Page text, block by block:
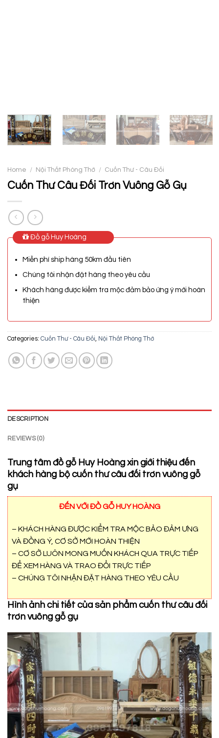
Home / Nội Thất Phòng Thờ / Cuốn Thư - Câu Đối
Cuốn Thư Câu Đối Trơn Vuông Gỗ Gụ
Đồ gỗ Huy Hoàng
Miễn phí ship hàng 50km đầu tiên
Chúng tôi nhận đặt hàng theo yêu cầu
Khách hàng được kiểm tra mộc đảm bảo ứng ý mới hoàn
thiện
Categories: Cuốn Thư - Câu Đối Nội Thất Phòng Thờ
DESCRIPTION
REVIEWS (0)
Trung tâm đồ gỗ Huy Hoàng xin giới thiệu đến
khách hàng bộ cuốn thư câu đối trơn vuông gỗ
gụ
ĐẾN VỚI ĐỒ GỖ HUY HOÀNG
– KHÁCH HÀNG ĐƯỢC KIỂM TRA MỘC BẢO ĐẢM ƯNG
VÀ ĐỒNG Ý, CƠ SỞ MỚI HOÀN THIỆN
– CƠ SỞ LUÔN MONG MUỐN KHÁCH QUA TRỰC TIẾP
ĐỂ XEM HÀNG VÀ TRAO ĐỔI TRỰC TIẾP
– CHÚNG TÔI NHẬN ĐẶT HÀNG THEO YÊU CẦU
Hình ảnh chi tiết của sản phẩm cuốn thư câu đối
trơn vuông gỗ gụ